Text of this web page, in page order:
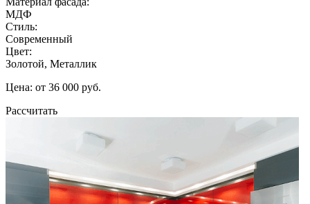
МДФ
Стиль:
Современный
Цвет:
Золотой, Металлик
Цена: от 36 000 руб.
Рассчитать